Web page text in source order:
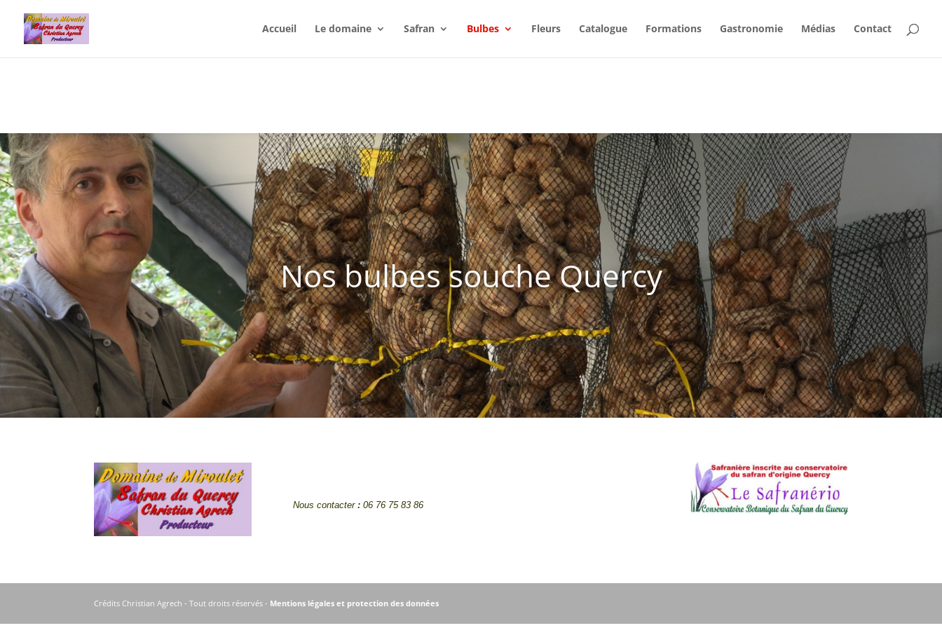
Accueil Le domaine Safran Bulbes Fleurs Catalogue Formations Gastronomie Médias Contact
Nos bulbes souche Quercy
Nous contacter : 06 76 75 83 86
Crédits Christian Agrech - Tout droits réservés - Mentions légales et protection des données